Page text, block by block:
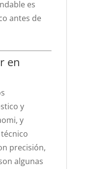
es
antes de
en
y
y
precisión,
algunas